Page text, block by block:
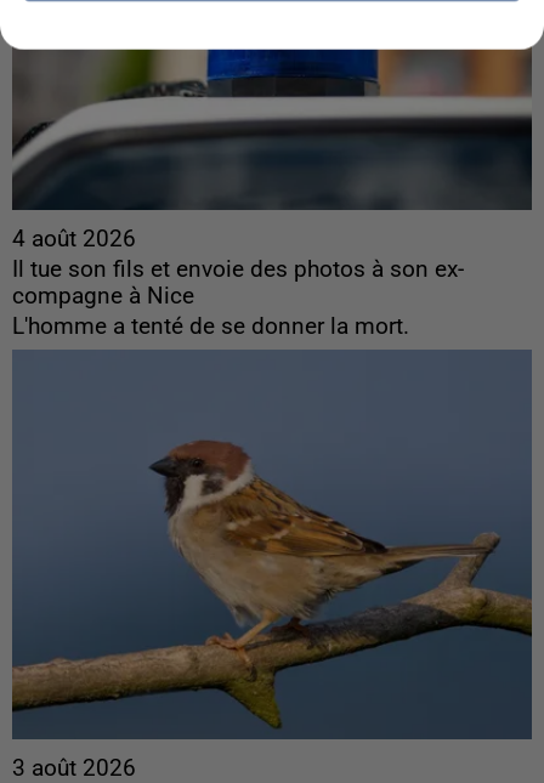
4 août 2026
Il tue son fils et envoie des photos à son ex-
compagne à Nice
L'homme a tenté de se donner la mort.
3 août 2026